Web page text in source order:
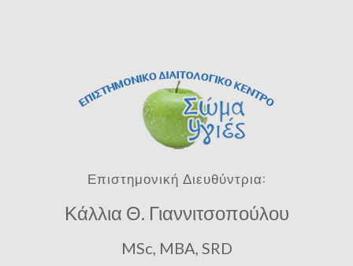
Επιστημονική Διευθύντρια:
Κάλλια Θ. Γιαννιτσοπούλου
MSc, MBA, SRD